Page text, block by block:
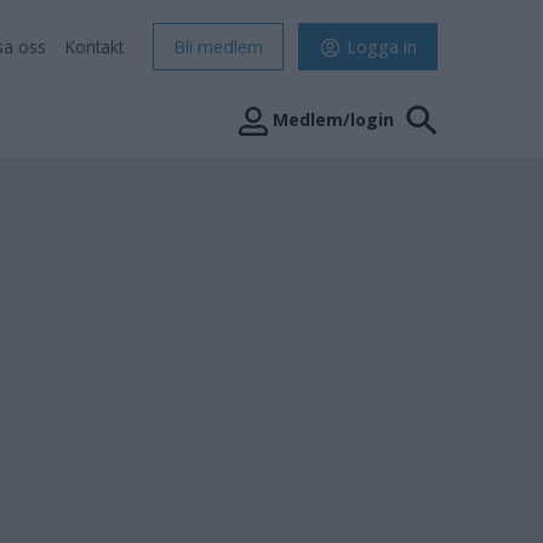
oss Kontakt Bli medlem Logga in
Medlem/login